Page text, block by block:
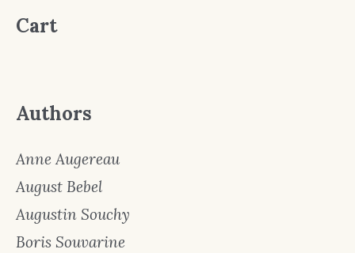
Cart
Authors
Anne Augereau
August Bebel
Augustin Souchy
Boris Souvarine